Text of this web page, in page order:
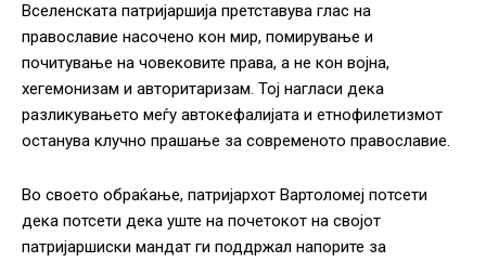
Вселенската патријаршија претставува глас на
православие насочено кон мир, помирување и
почитување на човековите права, а не кон војна,
хегемонизам и авторитаризам. Тој нагласи дека
разликувањето меѓу автокефалијата и етнофилетизмот
останува клучно прашање за современото православие.
Во своето обраќање, патријархот Вартоломеј потсети
дека потсети дека уште на почетокот на својот
патријаршиски мандат ги поддржал напорите за